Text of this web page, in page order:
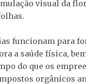
visual da
funcionam para
a saúde física,
do que os
orgânicos